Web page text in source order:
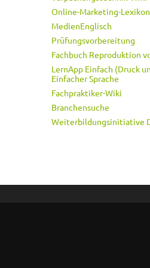
Online-Marketing-Lexikon
MedienEnglisch
Prüfungsvorbereitung
Fachbuch Reproduktion
LernApp Einfach (Druck
Einfacher Sprache
Fachpraktiker-Wiki
Branchensuche
Weiterbildungsinitiative